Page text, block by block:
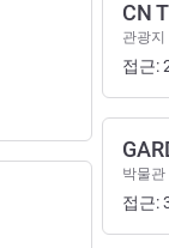
CN
관광지
접근:
박물관
접근: